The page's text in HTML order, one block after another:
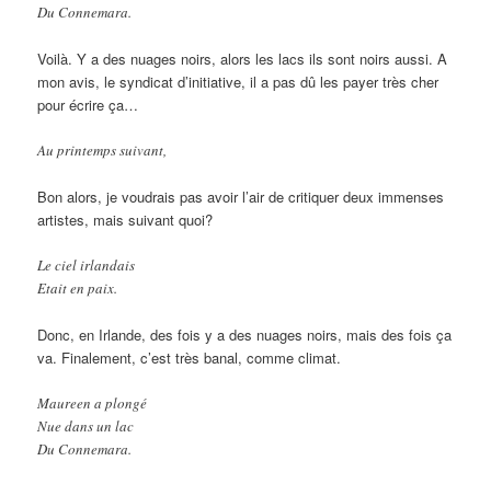
Du Connemara.
Voilà. Y a des nuages noirs, alors les lacs ils sont noirs aussi. A
mon avis, le syndicat d’initiative, il a pas dû les payer très cher
pour écrire ça…
Au printemps suivant,
Bon alors, je voudrais pas avoir l’air de critiquer deux immenses
artistes, mais suivant quoi?
Le ciel irlandais
Etait en paix.
Donc, en Irlande, des fois y a des nuages noirs, mais des fois ça
va. Finalement, c’est très banal, comme climat.
Maureen a plongé
Nue dans un lac
Du Connemara.